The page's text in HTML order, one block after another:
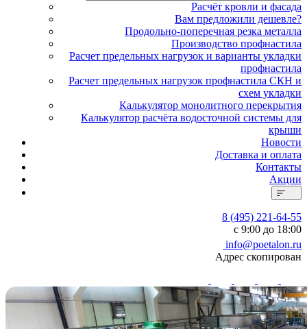
Расчёт кровли и фасада
Вам предложили дешевле?
Продольно-поперечная резка металла
Производство профнастила
Расчет предельных нагрузок и варианты укладки
профнастила
Расчет предельных нагрузок профнастила СКН и
схем укладки
Калькулятор монолитного перекрытия
Калькулятор расчёта водосточной системы для
крыши
Новости
Доставка и оплата
Контакты
Акции
8 (495) 221-64-55
с 9:00 до 18:00
info@poetalon.ru
Адрес скопирован